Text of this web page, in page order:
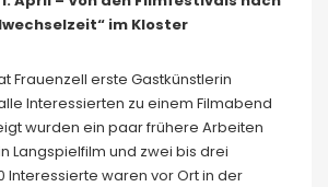
im Kloster
Frauenzell erste Gastkünstlerin
Interessierten zu einem Filmabend
wurden ein paar frühere Arbeiten
Langspielfilm und zwei bis drei
Interessierte waren vor Ort in der